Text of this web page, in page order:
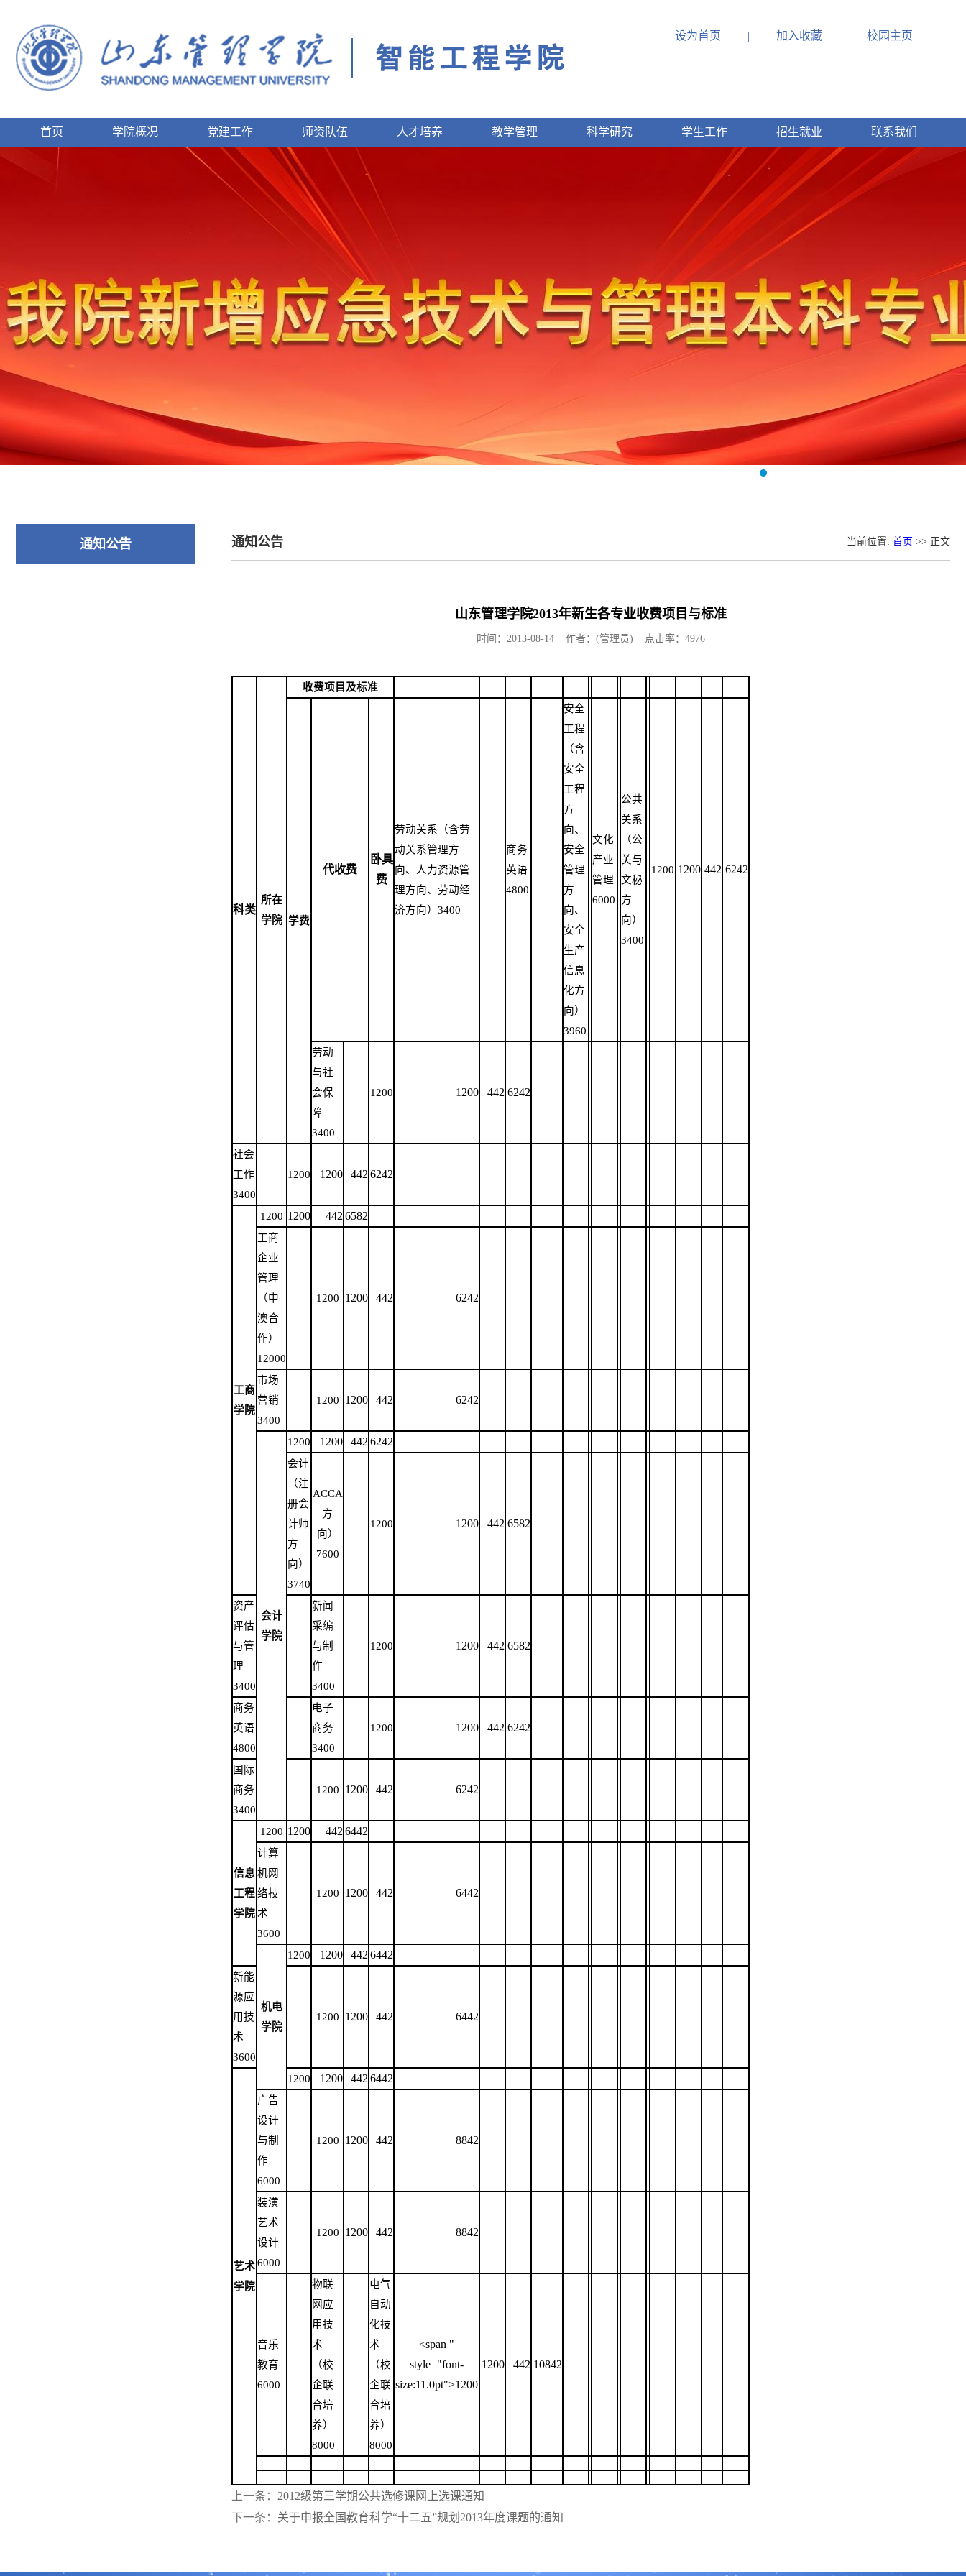
设为首页 | 加入收藏 | 校园主页
首页 学院概况 党建工作 师资队伍 人才培养 教学管理 科学研究 学生工作 招生就业 联系我们
通知公告 通知公告 当前位置: 首页 >> 正文
山东管理学院2013年新生各专业收费项目与标准
时间：2013-08-14 作者：(管理员) 点击率： 4976
科类
所在
学院
收费项目及标准
学费
代收费
卧具
费
劳动关系（含劳
动关系管理方
向、人力资源管
理方向、劳动经
济方向） 3400
商务
英语
4800
安全
工程
（含
安全
工程
方
向、
安全
管理
方
向、
安全
生产
信息
化方
向）
3960
文化
产业
管理
6000
公共
关系
（公
关与
文秘
方
向）
3400
1200 1200 442 6242
劳动
与社
会保
障
3400
1200 1200 442 6242
社会
工作
3400
1200 1200 442 6242
工商
学院
1200 1200 442 6582
工商
企业
管理
（中
澳合
作）
12000
1200 1200 442 6242
市场
营销
3400
1200 1200 442 6242
会计
学院
1200 1200 442 6242
会计
（注
册会
计师
方
向）
3740
ACCA
方
向）
7600
1200 1200 442 6582
资产
评估
与管
理
3400
新闻
采编
与制
作
3400
1200 1200 442 6582
商务
英语
4800
电子
商务
3400
1200 1200 442 6242
国际
商务
3400
1200 1200 442 6242
信息
工程
学院
1200 1200 442 6442
计算
机网
络技
术
3600
1200 1200 442 6442
机电
学院
1200 1200 442 6442
新能
源应
用技
术
3600
1200 1200 442 6442
艺术
学院
1200 1200 442 6442
广告
设计
与制
作
6000
1200 1200 442 8842
装潢
艺术
设计
6000
1200 1200 442 8842
音乐
教育
6000
物联
网应
用技
术
（校
企联
合培
养）
8000
电气
自动
化技
术
（校
企联
合培
养）
8000
<span "
style="font-
size:11.0pt">1200
1200 442 10842
上一条： 2012级第三学期公共选修课网上选课通知
下一条： 关于申报全国教育科学“十二五”规划2013年度课题的通知